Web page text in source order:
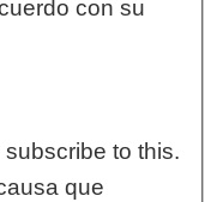
con su
to this.
que